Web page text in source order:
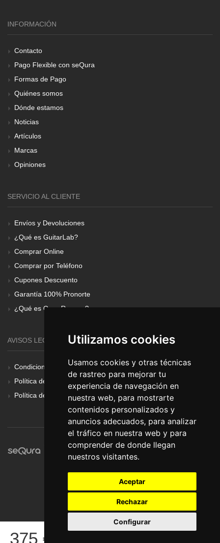
Utilizamos cookies
Usamos cookies y otras técnicas
de rastreo para mejorar tu
experiencia de navegación en
nuestra web, para mostrarte
contenidos personalizados y
anuncios adecuados, para analizar
el tráfico en nuestra web y para
comprender de donde llegan
nuestros visitantes.
Aceptar
Rechazar
Configurar
375 €
INFORMACIÓN
Contacto
Pago Flexible con seQura
Formas de Pago
Quiénes somos
Dónde estamos
Noticias
Artículos
Marcas
Opiniones
SERVICIO AL CLIENTE
Envíos y Devoluciones
¿Qué es GuitarLab?
Comprar Online
Comprar por Teléfono
Cupones Descuento
Garantía 100% Pronorte
¿Qué es Gear Renove?
AVISOS LEGALES
Condiciones Generales
Política de Cookies
Política de Privacidad
© Pronorte Sonido SL. Todos los derechos reservados.